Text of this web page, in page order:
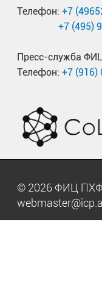
Телефон: +7
+7 (495)
Пресс-служба
Телефон: +7 (916)
© 2026 ФИЦ